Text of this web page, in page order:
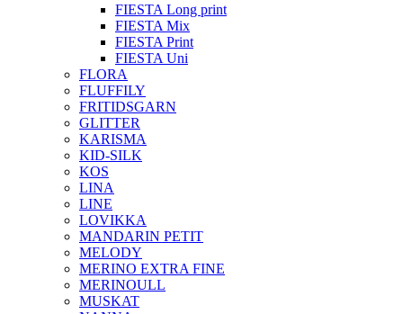
FIESTA Long print
FIESTA Mix
FIESTA Print
FIESTA Uni
FLORA
FLUFFILY
FRITIDSGARN
GLITTER
KARISMA
KID-SILK
KOS
LINA
LINE
LOVIKKA
MANDARIN PETIT
MELODY
MERINO EXTRA FINE
MERINOULL
MUSKAT